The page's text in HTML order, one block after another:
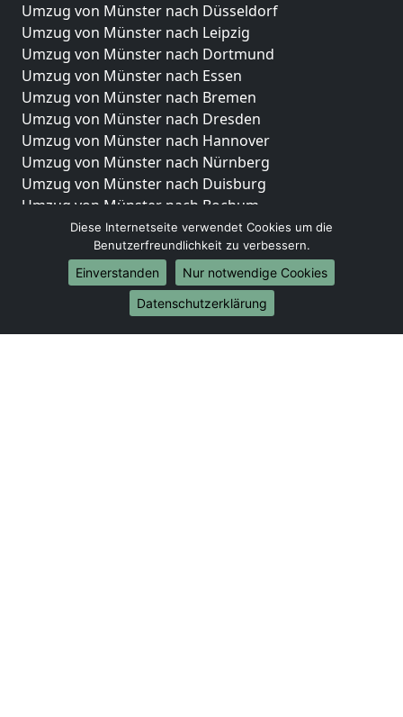
Umzug von Münster nach Düsseldorf
Umzug von Münster nach Leipzig
Umzug von Münster nach Dortmund
Umzug von Münster nach Essen
Umzug von Münster nach Bremen
Umzug von Münster nach Dresden
Umzug von Münster nach Hannover
Umzug von Münster nach Nürnberg
Umzug von Münster nach Duisburg
Umzug von Münster nach Bochum
Umzug von Münster nach Wuppertal
Umzug von Münster nach Bielefeld
Umzug von Münster nach Bonn
Umzug von Münster nach Münster
Diese Internetseite verwendet Cookies um die
Benutzerfreundlichkeit zu verbessern.
Einverstanden
Nur notwendige Cookies
Datenschutzerklärung